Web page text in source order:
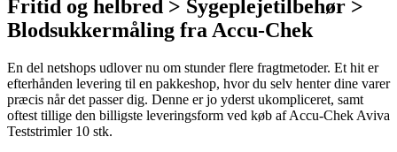
Fritid og helbred > Sygeplejetilbehør >
Blodsukkermåling fra Accu-Chek
En del netshops udlover nu om stunder flere fragtmetoder. Et hit er
efterhånden levering til en pakkeshop, hvor du selv henter dine varer
præcis når det passer dig. Denne er jo yderst ukompliceret, samt
oftest tillige den billigste leveringsform ved køb af Accu-Chek Aviva
Teststrimler 10 stk.